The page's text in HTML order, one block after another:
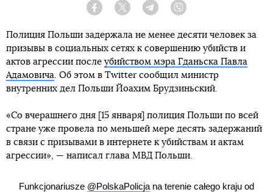
Facebook Twitter Telegram
Полиция Польши задержала не менее десяти человек за
призывы в социальных сетях к совершению убийств и
актов агрессии после убийством мэра Гданьска Павла
Адамовича. Об этом в Twitter сообщил министр
внутренних дел Польши Йоахим Брудзиньский.
«Со вчерашнего дня [15 января] полиция Польши по всей
стране уже провела по меньшей мере десять задержаний
в связи с призывами в интернете к убийствам и актам
агрессии», — написал глава МВД Польши.
Funkcjonariusze @PolskaPolicja na terenie całego kraju od